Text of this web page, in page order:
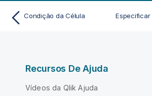
Condição da Célula
Recursos De Ajuda
Vídeos da Qlik Ajuda